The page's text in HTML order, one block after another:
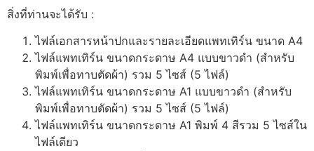
สิ่งที่ท่านจะได้รับ :
ไฟล์เอกสารหน้าปกและรายละเอียดแพทเทิร์น ขนาด A4
ไฟล์แพทเทิร์น ขนาดกระดาษ A4 แบบขาวดำ (สำหรับ
พิมพ์เพื่อทาบตัดผ้า) รวม 5 ไซส์ (5 ไฟล์)
ไฟล์แพทเทิร์น ขนาดกระดาษ A1 แบบขาวดำ (สำหรับ
พิมพ์เพื่อทาบตัดผ้า) รวม 5 ไซส์ (5 ไฟล์)
ไฟล์แพทเทิร์น ขนาดกระดาษ A1 พิมพ์ 4 สีรวม 5 ไซส์ใน
ไฟล์เดียว